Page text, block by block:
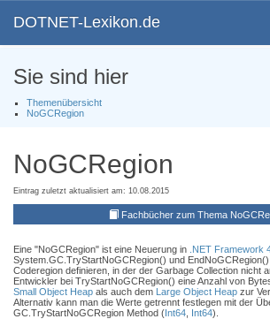
DOTNET-Lexikon.de
Sie sind hier
Themenübersicht
NoGCRegion
NoGCRegion
Eintrag zuletzt aktualisiert am: 10.08.2015
Fachbücher zum Thema
Eine "NoGCRegion" ist eine Neuerung in .NET Framework
System.GC.TryStartNoGCRegion() und
Coderegion definieren, in der der Garbage Collection nicht
Entwickler bei TryStartNoGCRegion() eine Anzahl von
Small Object Heap als auch dem Large Object Heap zur
Alternativ kann man die Werte getrennt festlegen mit der
GC.TryStartNoGCRegion Method (Int64 Int64).